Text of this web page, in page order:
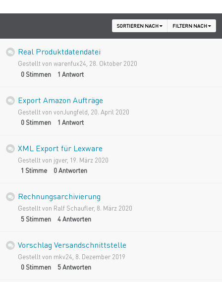
SORTIEREN NACH FILTERN NACH
Real Produktdatendatei
Gestellt von warenfux24, 28. Oktober 2020
0 Stimmen 1 Antwort
Export Amazon Aufträge
Gestellt von vonJungfeld, 20. April 2020
0 Stimmen 1 Antwort
XML Export für Lexware
Gestellt von jgver, 19. März 2020
1 Stimme 0Antworten
Rechnungsarchivierung
Gestellt von Ralf Schaufler, 8. März 2020
5 Stimmen 4Antworten
Vorschlag Versandschnittstelle
Gestellt von mkv24, 8. Dezember 2019
0 Stimmen 5Antworten